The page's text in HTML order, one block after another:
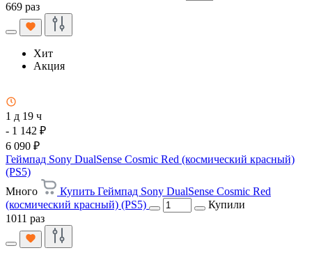
669 раз
Хит
Акция
1 д 19 ч
- 1 142 ₽
6 090 ₽
Геймпад Sony DualSense Cosmic Red (космический красный)
(PS5)
Много
Купить Геймпад Sony DualSense Cosmic Red
(космический красный) (PS5)
Купили
1011 раз